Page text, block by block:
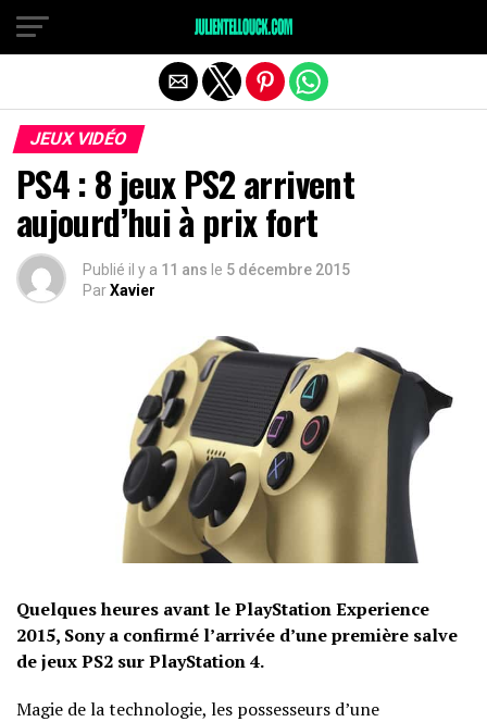
JEUX VIDÉO
PS4 : 8 jeux PS2 arrivent
aujourd’hui à prix fort
Publié il y a 11 ans le 5 décembre 2015
ParXavier
Quelques heures avant le PlayStation Experience
2015, Sony a confirmé l’arrivée d’une première salve
de jeux PS2 sur PlayStation 4.
Magie de la technologie, les possesseurs d’une